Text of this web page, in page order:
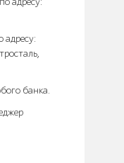
адресу:
банка.